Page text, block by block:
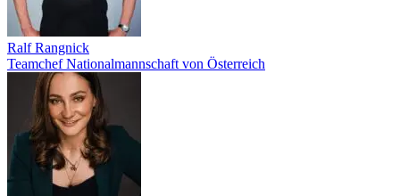
Ralf Rangnick
Teamchef Nationalmannschaft von Österreich